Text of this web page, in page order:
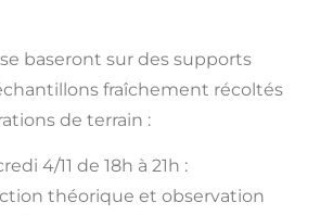
baseront sur des supports
fraîchement récoltés
de terrain :
4/11 de 18h à 21h :
théorique et observation